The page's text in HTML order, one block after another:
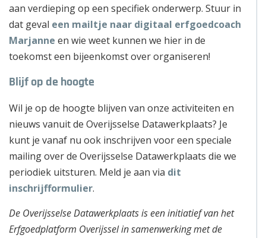
aan verdieping op een specifiek onderwerp. Stuur in
dat geval een mailtje naar digitaal erfgoedcoach
Marjanne en wie weet kunnen we hier in de
toekomst een bijeenkomst over organiseren!
Blijf op de hoogte
Wil je op de hoogte blijven van onze activiteiten en
nieuws vanuit de Overijsselse Datawerkplaats? Je
kunt je vanaf nu ook inschrijven voor een speciale
mailing over de Overijsselse Datawerkplaats die we
periodiek uitsturen. Meld je aan via dit
inschrijfformulier.
De Overijsselse Datawerkplaats is een initiatief van het
Erfgoedplatform Overijssel in samenwerking met de